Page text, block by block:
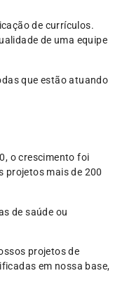
de currículos.
de uma equipe
que estão atuando
o crescimento foi
projetos mais de 200
de saúde ou
projetos de
em nossa base,